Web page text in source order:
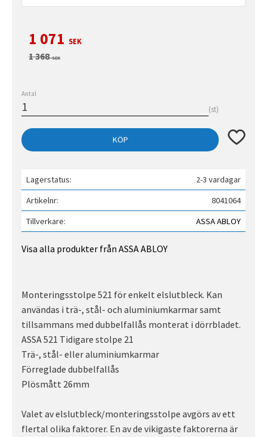
Nedsatt pris:
1 071 SEK
Ordinarie pris:
1 368SEK
Antal
st
KÖP Lägg till
Lagerstatus
2-3 vardagar
Artikelnr
8041064
Tillverkare
ASSA ABLOY
Visa alla produkter från ASSA ABLOY
Monteringsstolpe 521 för enkelt elslutbleck. Kan
användas i trä-, stål- och aluminiumkarmar samt
tillsammans med dubbelfallås monterat i dörrbladet.
ASSA 521 Tidigare stolpe 21
Trä-, stål- eller aluminiumkarmar
Förreglade dubbelfallås
Plösmått 26mm
Valet av elslutbleck/monteringsstolpe avgörs av ett
flertal olika faktorer. En av de vikigaste faktorerna är